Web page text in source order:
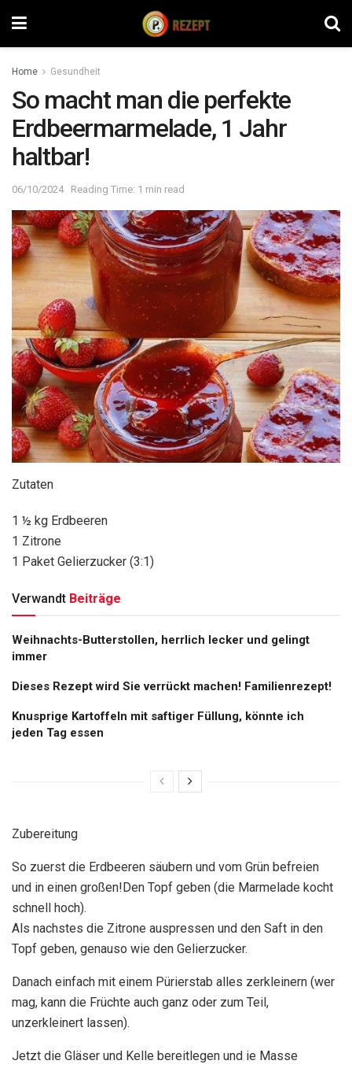
Home Gesundheit
So macht man die perfekte
Erdbeermarmelade, 1 Jahr
haltbar!
06/10/2024 Reading Time: 1 min read
Zutaten
1 ½ kg Erdbeeren
1 Zitrone
1 Paket Gelierzucker (3:1)
Verwandt Beiträge
Weihnachts-Butterstollen, herrlich lecker und gelingt
immer
Dieses Rezept wird Sie verrückt machen! Familienrezept!
Knusprige Kartoffeln mit saftiger Füllung, könnte ich
jeden Tag essen
Zubereitung
So zuerst die Erdbeeren säubern und vom Grün befreien
und in einen großen!Den Topf geben (die Marmelade kocht
schnell hoch).
Als nachstes die Zitrone auspressen und den Saft in den
Topf geben, genauso wie den Gelierzucker.
Danach einfach mit einem Pürierstab alles zerkleinern (wer
mag, kann die Früchte auch ganz oder zum Teil,
unzerkleinert lassen).
Jetzt die Gläser und Kelle bereitlegen und ie Masse